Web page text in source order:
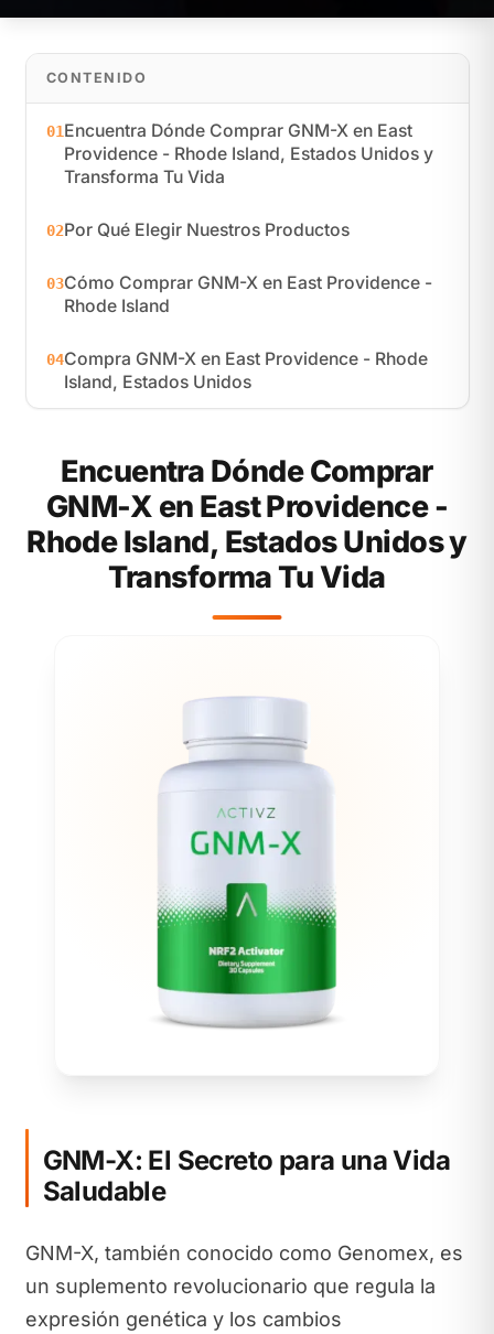
CONTENIDO
01Encuentra Dónde Comprar GNM-X en East
Providence - Rhode Island, Estados Unidos y
Transforma Tu Vida
02Por Qué Elegir Nuestros Productos
03Cómo Comprar GNM-X en East Providence -
Rhode Island
04Compra GNM-X en East Providence - Rhode
Island, Estados Unidos
Encuentra Dónde Comprar
GNM-X en East Providence -
Rhode Island, Estados Unidos y
Transforma Tu Vida
GNM-X: El Secreto para una Vida
Saludable
GNM-X, también conocido como Genomex, es
un suplemento revolucionario que regula la
expresión genética y los cambios